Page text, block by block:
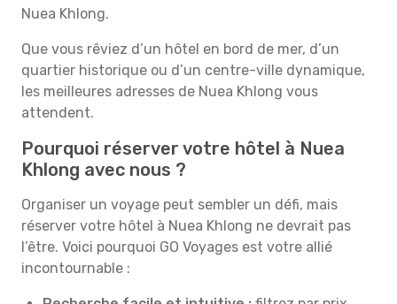
Nuea Khlong.
Que vous rêviez d’un hôtel en bord de mer, d’un
quartier historique ou d’un centre-ville dynamique,
les meilleures adresses de Nuea Khlong vous
attendent.
Pourquoi réserver votre hôtel à Nuea
Khlong avec nous ?
Organiser un voyage peut sembler un défi, mais
réserver votre hôtel à Nuea Khlong ne devrait pas
l’être. Voici pourquoi GO Voyages est votre allié
incontournable :